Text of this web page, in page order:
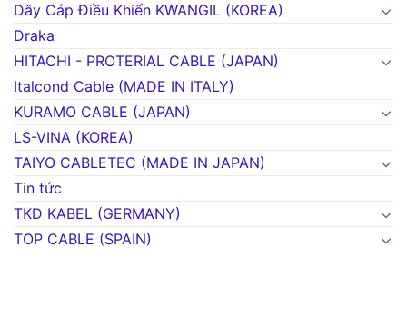
Dây Cáp Điều Khiển KWANGIL (KOREA)
Draka
HITACHI - PROTERIAL CABLE (JAPAN)
Italcond Cable (MADE IN ITALY)
KURAMO CABLE (JAPAN)
LS-VINA (KOREA)
TAIYO CABLETEC (MADE IN JAPAN)
Tin tức
TKD KABEL (GERMANY)
TOP CABLE (SPAIN)